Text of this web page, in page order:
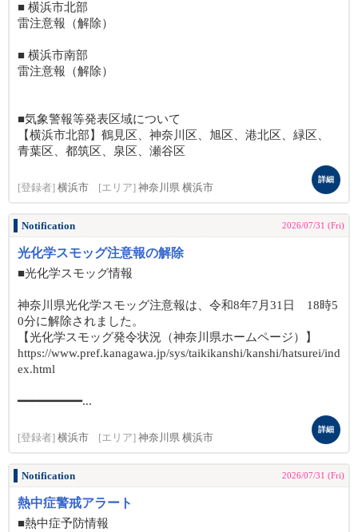
■ 横浜市北部
雷注意報（解除）
■ 横浜市南部
雷注意報（解除）
■気象警報等発表区域について
【横浜市北部】鶴見区、神奈川区、旭区、港北区、緑区、
青葉区、都筑区、泉区、瀬谷区
[登録者] 横浜市 [エリア] 神奈川県 横浜市
詳細
Notification 2026/07/31 (Fri)
光化学スモッグ注意報の解除
■光化学スモッグ情報
神奈川県光化学スモッグ注意報は、令和8年7月31日 18時5
0分に解除されました。
【光化学スモッグ発令状況（神奈川県ホームページ）】
https://www.pref.kanagawa.jp/sys/taikikanshi/kanshi/hatsurei/ind
ex.html
━━━━━━━━━...
[登録者] 横浜市 [エリア] 神奈川県 横浜市
詳細
Notification 2026/07/31 (Fri)
熱中症警戒アラート
■熱中症予防情報